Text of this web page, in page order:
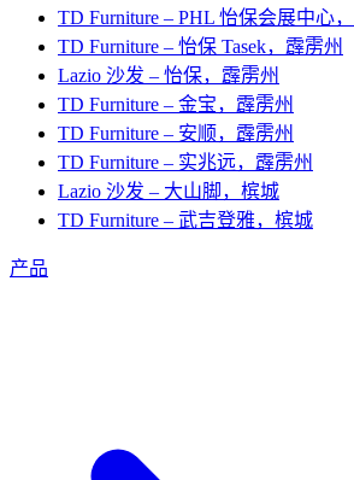
TD Furniture – PHL 怡保会展中心
TD Furniture – 怡保 Tasek，霹雳州
Lazio 沙发 – 怡保，霹雳州
TD Furniture – 金宝，霹雳州
TD Furniture – 安顺，霹雳州
TD Furniture – 实兆远，霹雳州
Lazio 沙发 – 大山脚，槟城
TD Furniture – 武吉登雅，槟城
产品